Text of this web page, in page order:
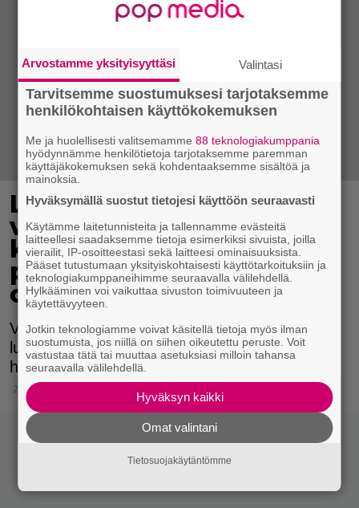
Lottovoittaja lunasti
voittonsa
kauhuelokuvahahmoksi
pukeutuneena – suojeli
omaa henkilöllisyyttään
Voittaja oli odottanut kaksi kuukautta voittonsa
lunastamista, koska tunsi olonsa
huonovointiseksi voiton jälkeen.
20.2.2019 23:15
Arvostamme yksityisyyttäsi Valintasi
Tarvitsemme suostumuksesi tarjotaksemme
henkilökohtaisen käyttökokemuksen
Me ja huolellisesti valitsemamme88 teknologiakumppania
hyödynnämme henkilötietoja tarjotaksemme paremman
käyttäjäkokemuksen sekä kohdentaaksemme sisältöä ja
mainoksia.
Hyväksymällä suostut tietojesi käyttöön seuraavasti
Käytämme laitetunnisteita ja tallennamme evästeitä
laitteellesi saadaksemme tietoja esimerkiksi sivuista, joilla
vierailit, IP-osoitteestasi sekä laitteesi ominaisuuksista.
Pääset tutustumaan yksityiskohtaisesti käyttötarkoituksiin ja
teknologiakumppaneihimme seuraavalla välilehdellä.
Hylkääminen voi vaikuttaa sivuston toimivuuteen ja
käytettävyyteen.
Jotkin teknologiamme voivat käsitellä tietoja myös ilman
suostumusta, jos niillä on siihen oikeutettu peruste. Voit
vastustaa tätä tai muuttaa asetuksiasi milloin tahansa
seuraavalla välilehdellä.
Hyväksyn kaikki
Omat valintani
Tietosuojakäytäntömme